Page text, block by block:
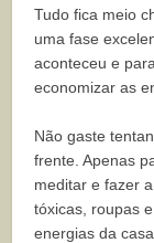
Tudo fica meio
uma fase
aconteceu e
economizar as
Não gaste
frente. Apenas
meditar e fazer
tóxicas, roupas
energias da